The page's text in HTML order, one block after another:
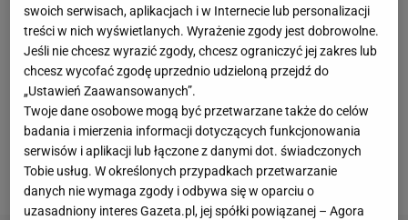
długo rozmawialiśmy o całej sytuacji, wiedzieliśmy,
jaki to jest moment dla klubu. Czynników
powodujących obecną sytuację jest dużo, Jako
trener zdaje sobie sprawę, że
nie były zadowalające - mówił Kroczek w
rozmowach z dziennikarzami. 36-latek długo nie
będzie bez pracy.
swoich serwisach, aplikacjach i w Internecie lub personalizacji
treści w nich wyświetlanych. Wyrażenie zgody jest dobrowolne.
Jeśli nie chcesz wyrazić zgody, chcesz ograniczyć jej zakres lub
chcesz wycofać zgodę uprzednio udzieloną przejdź do
„Ustawień Zaawansowanych”.
Twoje dane osobowe mogą być przetwarzane także do celów
badania i mierzenia informacji dotyczących funkcjonowania
serwisów i aplikacji lub łączone z danymi dot. świadczonych
Tobie usług. W określonych przypadkach przetwarzanie
danych nie wymaga zgody i odbywa się w oparciu o
uzasadniony interes Gazeta.pl, jej spółki powiązanej – Agora